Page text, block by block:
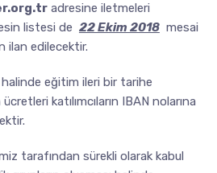
adresine iletmeleri
listesi de 22 Ekim 2018mesai
ilan edilecektir.
halinde eğitim ileri bir tarihe
katılımcıların IBAN nolarına
tarafından sürekli olarak kabul